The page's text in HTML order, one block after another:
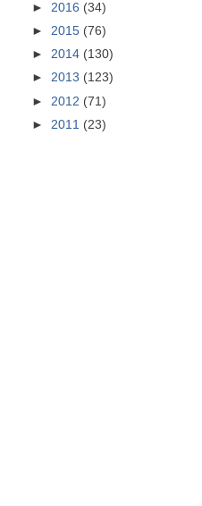
► 2016 (34)
► 2015 (76)
► 2014 (130)
► 2013 (123)
► 2012 (71)
► 2011 (23)